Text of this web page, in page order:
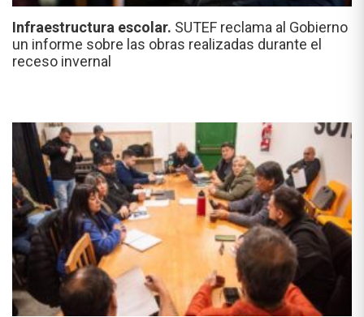
Infraestructura escolar. SUTEF reclama al Gobierno
un informe sobre las obras realizadas durante el
receso invernal